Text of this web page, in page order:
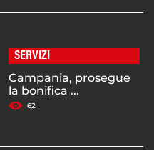
SERVIZI
Campania, prosegue
la bonifica ...
62